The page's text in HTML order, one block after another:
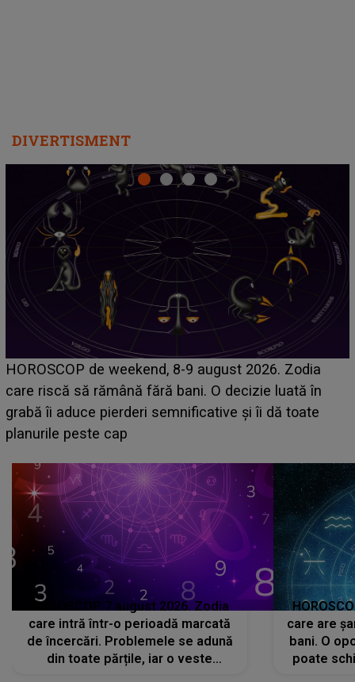
DIVERTISMENT
Emanuel a ținut ACEST DETALIU ASCUNS până
acum! În fața Alexandrei, concurentul din Casa Iubirii
face o MĂRTURISIRE NEAȘTEPTATĂ despre mama
sa: "I-am spus și ei în față, eu nu te iubesc pentru
HOROSCOP 7 august 2026. Zodia
care intră într-o perioadă marcată
de încercări. Problemele se adună
din toate părțile, iar o veste
care are
bani. O
poate